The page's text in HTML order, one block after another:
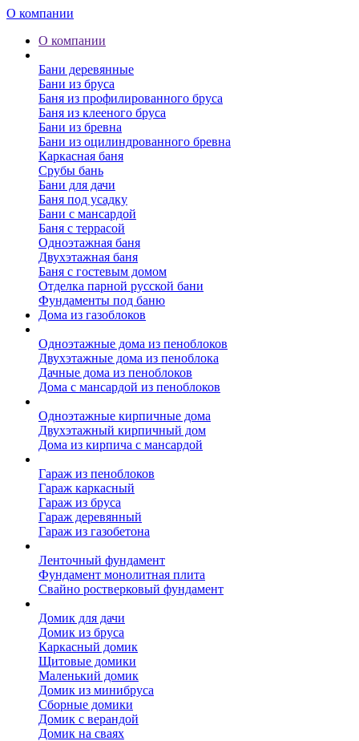
О компании
О компании
Бани деревянные
Бани из бруса
Баня из профилированного бруса
Баня из клееного бруса
Бани из бревна
Бани из оцилиндрованного бревна
Каркасная баня
Срубы бань
Бани для дачи
Баня под усадку
Бани с мансардой
Баня с террасой
Одноэтажная баня
Двухэтажная баня
Баня с гостевым домом
Отделка парной русской бани
Фундаменты под баню
Дома из газоблоков
Одноэтажные дома из пеноблоков
Двухэтажные дома из пеноблока
Дачные дома из пеноблоков
Дома с мансардой из пеноблоков
Одноэтажные кирпичные дома
Двухэтажный кирпичный дом
Дома из кирпича с мансардой
Гараж из пеноблоков
Гараж каркасный
Гараж из бруса
Гараж деревянный
Гараж из газобетона
Ленточный фундамент
Фундамент монолитная плита
Свайно ростверковый фундамент
Домик для дачи
Домик из бруса
Каркасный домик
Щитовые домики
Маленький домик
Домик из минибруса
Сборные домики
Домик с верандой
Домик на сваях